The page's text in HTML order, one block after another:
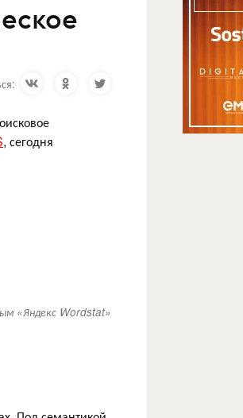
, сегодня
«Яндекс Wordstat»